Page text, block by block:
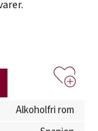
Alkoholfri rom